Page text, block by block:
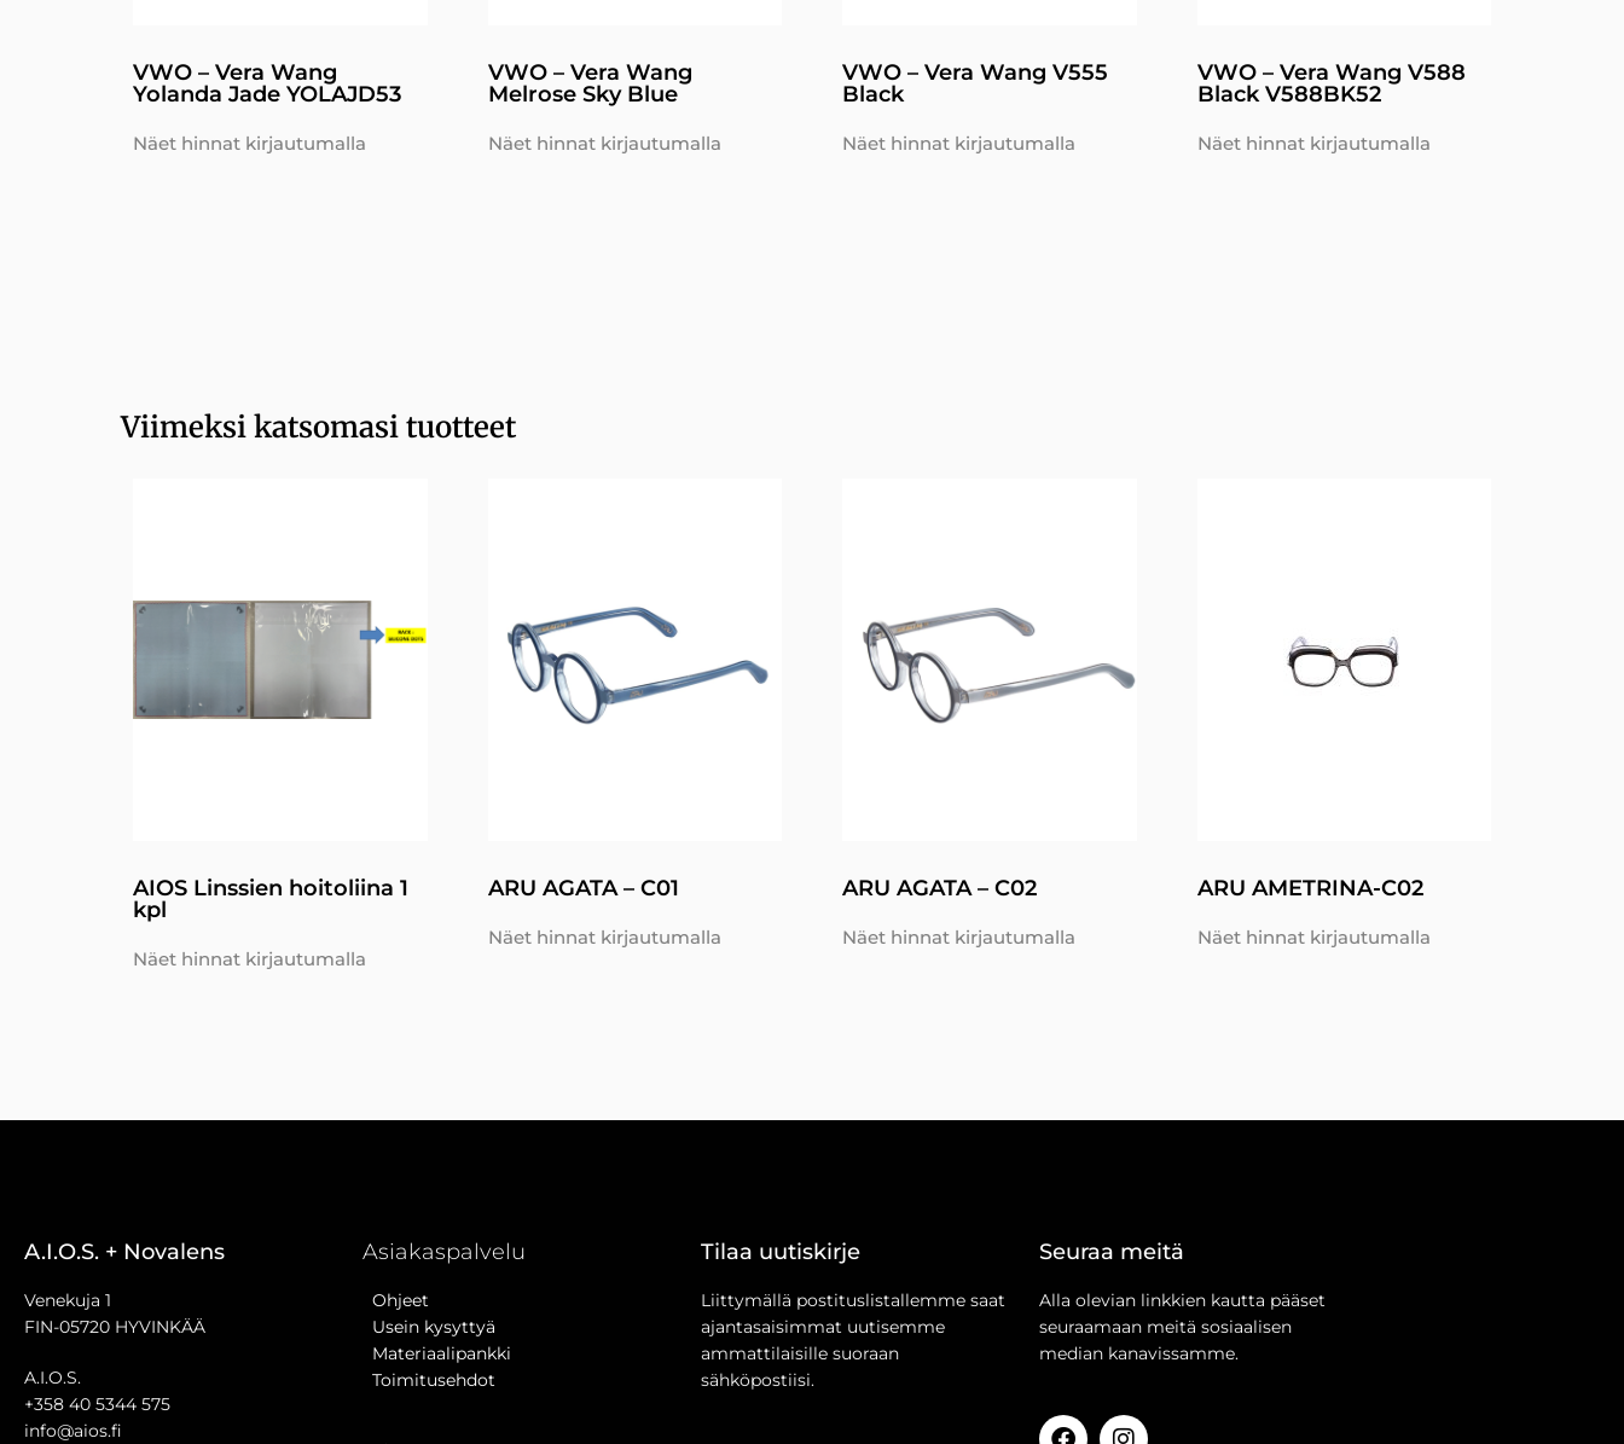
VWO – Vera Wang
Yolanda Jade YOLAJD53
Näet hinnat kirjautumalla
VWO – Vera Wang
Melrose Sky Blue
Näet hinnat kirjautumalla
VWO – Vera Wang V555
Black
Näet hinnat kirjautumalla
VWO – Vera Wang V588
Black V588BK52
Näet hinnat kirjautumalla
Viimeksi katsomasi tuotteet
AIOS Linssien hoitoliina 1
kpl
Näet hinnat kirjautumalla
ARU AGATA – C01
Näet hinnat kirjautumalla
ARU AGATA – C02
Näet hinnat kirjautumalla
ARU AMETRINA-C02
Näet hinnat kirjautumalla
A.I.O.S. + Novalens
Venekuja 1
FIN-05720 HYVINKÄÄ
A.I.O.S.
+358 40 5344 575
info@aios.fi
Asiakaspalvelu
Ohjeet
Usein kysyttyä
Materiaalipankki
Toimitusehdot
Tilaa uutiskirje
Liittymällä postituslistallemme saat
ajantasaisimmat uutisemme
ammattilaisille suoraan
sähköpostiisi.
Seuraa meitä
Alla olevian linkkien kautta pääset
seuraamaan meitä sosiaalisen
median kanavissamme.